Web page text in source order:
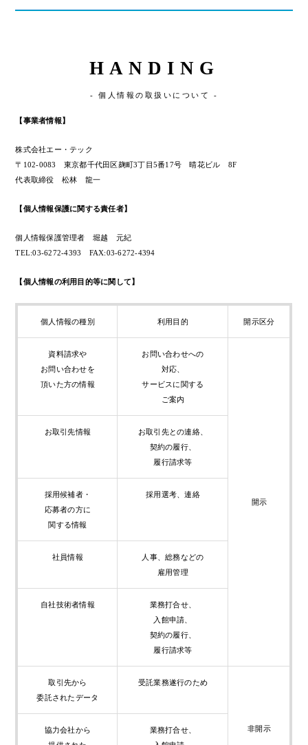
HANDING
- 個人情報の取扱いについて -
【事業者情報】
株式会社エー・テック
〒102-0083 東京都千代田区麹町3丁目5番17号 晴花ビル 8F
代表取締役 松林 龍一
【個人情報保護に関する責任者】
個人情報保護管理者 堀越 元紀
TEL:03-6272-4393 FAX:03-6272-4394
【個人情報の利用目的等に関して】
個人情報の種別 利用目的 開示区分
資料請求や
お問い合わせを
頂いた方の情報
お問い合わせへの
対応、
サービスに関する
ご案内
開示
お取引先情報
お取引先との連絡、
契約の履行、
履行請求等
採用候補者・
応募者の方に
関する情報
採用選考、連絡
社員情報
人事、総務などの
雇用管理
自社技術者情報
業務打合せ、
入館申請、
契約の履行、
履行請求等
取引先から
委託されたデータ
受託業務遂行のため
非開示
協力会社から
業務打合せ、